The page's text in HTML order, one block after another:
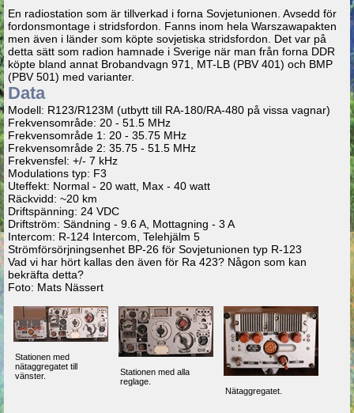
En radiostation som är tillverkad i forna Sovjetunionen. Avsedd för
fordonsmontage i stridsfordon. Fanns inom hela Warszawapakten
men även i länder som köpte sovjetiska stridsfordon. Det var på
detta sätt som radion hamnade i Sverige när man från forna DDR
köpte bland annat Brobandvagn 971, MT-LB (PBV 401) och BMP
(PBV 501) med varianter.
Data
Modell: R123/R123M (utbytt till RA-180/RA-480 på vissa vagnar)
Frekvensområde: 20 - 51.5 MHz
Frekvensområde 1: 20 - 35.75 MHz
Frekvensområde 2: 35.75 - 51.5 MHz
Frekvensfel: +/- 7 kHz
Modulations typ: F3
Uteffekt: Normal - 20 watt, Max - 40 watt
Räckvidd: ~20 km
Driftspänning: 24 VDC
Driftström: Sändning - 9.6 A, Mottagning - 3 A
Intercom: R-124 Intercom, Telehjälm 5
Strömförsörjningsenhet BP-26 för Sovjetunionen typ R-123
Vad vi har hört kallas den även för Ra 423? Någon som kan
bekräfta detta?
Foto: Mats Nässert
Stationen med
nätaggregatet till
vänster.
Stationen med alla
reglage.
Nätaggregatet.